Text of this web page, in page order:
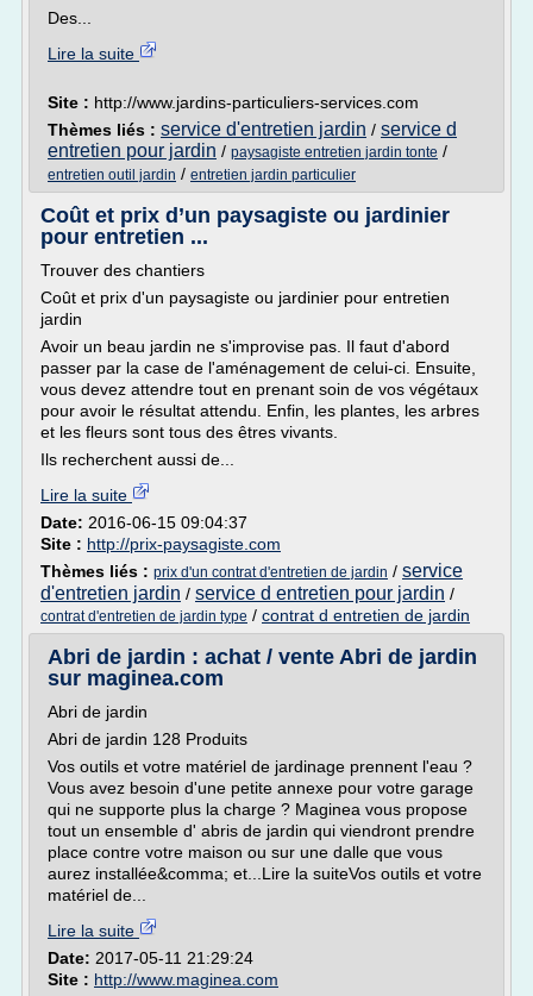
Des...
Lire la suite
Site : http://www.jardins-particuliers-services.com
Thèmes liés : service d'entretien jardin / service d
entretien pour jardin / paysagiste entretien jardin tonte /
entretien outil jardin / entretien jardin particulier
Coût et prix d’un paysagiste ou jardinier
pour entretien ...
Trouver des chantiers
Coût et prix d'un paysagiste ou jardinier pour entretien
jardin
Avoir un beau jardin ne s'improvise pas. Il faut d'abord
passer par la case de l'aménagement de celui-ci. Ensuite,
vous devez attendre tout en prenant soin de vos végétaux
pour avoir le résultat attendu. Enfin, les plantes, les arbres
et les fleurs sont tous des êtres vivants.
Ils recherchent aussi de...
Lire la suite
Date: 2016-06-15 09:04:37
Site : http://prix-paysagiste.com
Thèmes liés : prix d'un contrat d'entretien de jardin / service
d'entretien jardin / service d entretien pour jardin /
contrat d'entretien de jardin type / contrat d entretien de jardin
Abri de jardin : achat / vente Abri de jardin
sur maginea.com
Abri de jardin
Abri de jardin 128 Produits
Vos outils et votre matériel de jardinage prennent l'eau ?
Vous avez besoin d'une petite annexe pour votre garage
qui ne supporte plus la charge ? Maginea vous propose
tout un ensemble d' abris de jardin qui viendront prendre
place contre votre maison ou sur une dalle que vous
aurez installée&comma; et...Lire la suiteVos outils et votre
matériel de...
Lire la suite
Date: 2017-05-11 21:29:24
Site : http://www.maginea.com